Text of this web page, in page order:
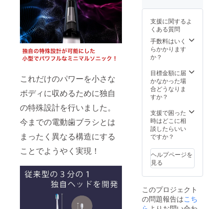
これだけのパワーを小さな
ボディに収めるために独自
の特殊設計を行いました。
今までの電動歯ブラシとは
まったく異なる構造にする
ことでようやく実現！
書の有
無：有
（日本
語、英
語）●保
証の有
入より
１年
間）
用上の
注意事
項：歯
の表面
にブラ
シを当
ずらし
ながら
ゆっく
す。ゴ
シゴシ
磨かな
いよう
意下さ
い。●取
扱説明
書の有
（日本
語、英
ます。
送料込
みの価
格で
す。 ●
格：
9,900円
●サイ
22.3cm/
45g●カ
ラー展
開：ホ
使用方
法、使
用上の
注意事
の表面
にブラ
性もご
す。ご
了承く
ださ
い。 ※
ご注文
使用部
材の供
給状
況、製
上の都
合等に
より出
荷時期
る場合
があり
ます。
※税込、
みの価
格で
す。 ●
支援に関するよ
くある質問
手数料はいく
らかかります
か？
目標金額に届
かなかった場
合どうなりま
すか？
支援で困った
時はどこに相
談したらいい
ですか？
ヘルプページを
見る
このプロジェクト
の問題報告はこち